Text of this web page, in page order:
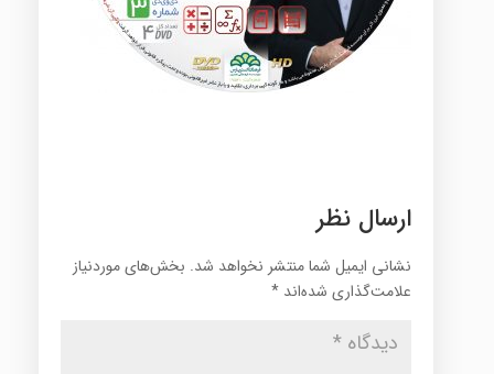
ارسال نظر
نشانی ایمیل شما منتشر نخواهد شد. بخش‌های موردنیاز
علامت‌گذاری شده‌اند *